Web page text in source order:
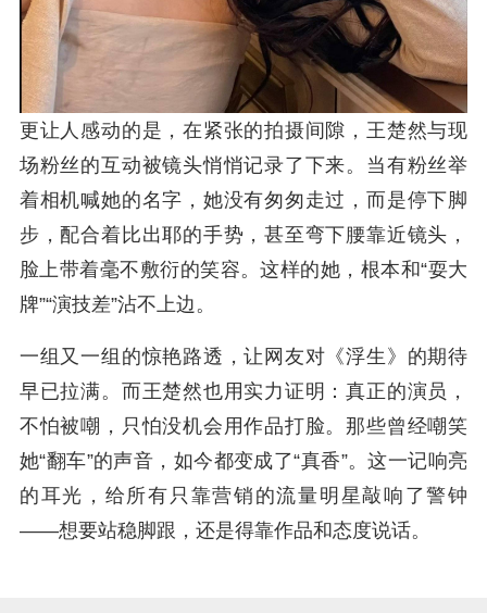
更让人感动的是，在紧张的拍摄间隙，王楚然与现
场粉丝的互动被镜头悄悄记录了下来。当有粉丝举
着相机喊她的名字，她没有匆匆走过，而是停下脚
步，配合着比出耶的手势，甚至弯下腰靠近镜头，
脸上带着毫不敷衍的笑容。这样的她，根本和“耍大
牌”“演技差”沾不上边。
一组又一组的惊艳路透，让网友对《浮生》的期待
早已拉满。而王楚然也用实力证明：真正的演员，
不怕被嘲，只怕没机会用作品打脸。那些曾经嘲笑
她“翻车”的声音，如今都变成了“真香”。这一记响亮
的耳光，给所有只靠营销的流量明星敲响了警钟
——想要站稳脚跟，还是得靠作品和态度说话。